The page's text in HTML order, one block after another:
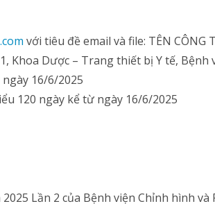
với tiêu đề email và file: TÊN CÔNG
Khoa Dược – Trang thiết bị Y tế,
16/6/2025
120 ngày kể từ ngày 16/6/2025
Lần 2 của Bệnh viện Chỉnh hình